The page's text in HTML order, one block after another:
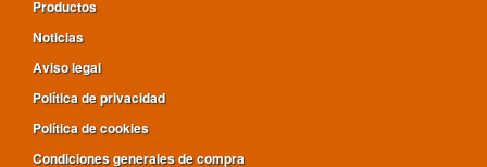
Productos
Noticias
Aviso legal
Política de privacidad
Política de cookies
Condiciones generales de compra